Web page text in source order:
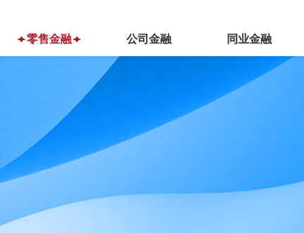
零售金融 公司金融 同业金融